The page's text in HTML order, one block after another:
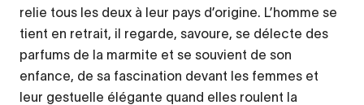
relie tous les deux à leur pays d’origine. L’homme se
tient en retrait, il regarde, savoure, se délecte des
parfums de la marmite et se souvient de son
enfance, de sa fascination devant les femmes et
leur gestuelle élégante quand elles roulent la